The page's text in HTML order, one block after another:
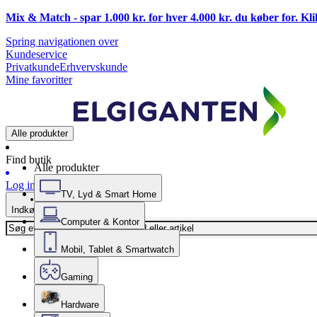
Mix & Match - spar 1.000 kr. for hver 4.000 kr. du køber for.
Spring navigationen over
Kundeservice
PrivatkundeErhvervskunde
Mine favoritter
Alle produkter
Find butik
Log ind
Indkøbskurv
Alle produkter
TV, Lyd & Smart Home
Computer & Kontor
Mobil, Tablet & Smartwatch
Gaming
Hardware